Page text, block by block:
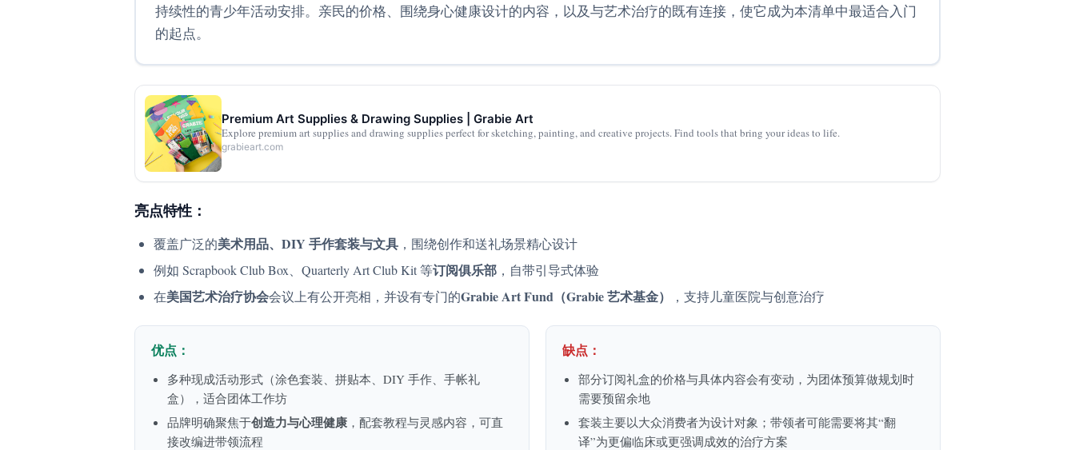
持续性的青少年活动安排。亲民的价格、围绕身心健康设计的内容，以及与艺术治疗的既有连接，使它成为本清单中最适合入门
的起点。
Premium Art Supplies & Drawing Supplies | Grabie Art
Explore premium art supplies and drawing supplies perfect for sketching, painting, and creative projects. Find tools that bring your ideas to life.
grabieart.com
亮点特性：
覆盖广泛的美术用品、DIY 手作套装与文具 ，围绕创作和送礼场景精心设计
例如 Scrapbook Club Box、Quarterly Art Club Kit 等订阅俱乐部 ，自带引导式体验
在美国艺术治疗协会会议上有公开亮相，并设有专门的Grabie Art Fund（Grabie 艺术基金） ，支持儿童医院与创意治疗
优点：
多种现成活动形式（涂色套装、拼贴本、DIY 手作、手帐礼
盒），适合团体工作坊
品牌明确聚焦于创造力与心理健康 ，配套教程与灵感内容，可直
接改编进带领流程
缺点：
部分订阅礼盒的价格与具体内容会有变动，为团体预算做规划时
需要预留余地
套装主要以大众消费者为设计对象；带领者可能需要将其“翻
译”为更偏临床或更强调成效的治疗方案